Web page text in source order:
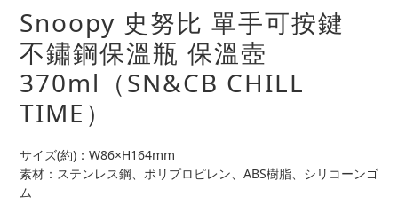
【現貨區】內款式均為在港現貨，現貨區以外的所有貨品都需要訂
貨喔！
Snoopy 史努比 單手可按鍵
不鏽鋼保溫瓶 保溫壺
370ml（SN&CB CHILL
TIME）
サイズ(約)：W86×H164mm
素材：ステンレス鋼、ポリプロピレン、ABS樹脂、シリコーンゴ
ム